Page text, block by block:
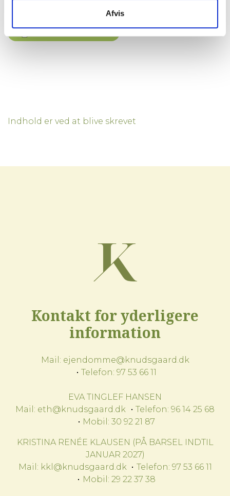
Afvis
Indhold er ved at blive skrevet
Kontakt for yderligere
information
Mail: ejendomme@knudsgaard.dk
Telefon: 97 53 66 11
EVA TINGLEF HANSEN
Mail: eth@knudsgaard.dk Telefon: 96 14 25 68
Mobil: 30 92 21 87
KRISTINA RENÉE KLAUSEN (PÅ BARSEL INDTIL
JANUAR 2027)
Mail: kkl@knudsgaard.dk Telefon: 97 53 66 11
Mobil: 29 22 37 38